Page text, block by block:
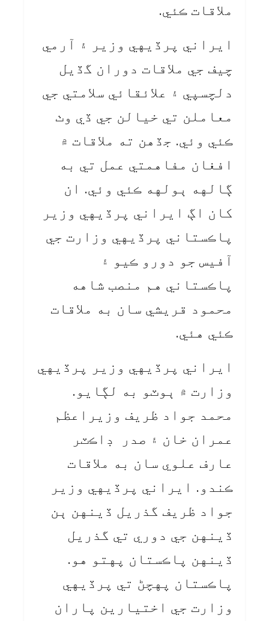
ملاقات ڪئي.
ايراني پرڏيهي وزير ۽ آرمي
چيف جي ملاقات دوران گڏيل
دلچسپي ۽ علائقائي سلامتي جي
معاملن تي خيالن جي ڏي وٺ
ڪئي وئي. جڏهن ته ملاقات ۾
افغان مفاهمتي عمل تي به
ڳالهه ٻولهه ڪئي وئي. ان
کان اڳ ايراني پرڏيهي وزير
پاڪستاني پرڏيهي وزارت جي
آفيس جو دورو ڪيو ۽
پاڪستاني هم منصب شاهه
محمود قريشي سان به ملاقات
ڪئي هئي.
ايراني پرڏيهي وزير پرڏيهي
وزارت ۾ ٻوٽو به لڳايو.
محمد جواد ظريف وزيراعظم
عمران خان ۽ صدر ڊاڪٽر
عارف علوي سان به ملاقات
ڪندو. ايراني پرڏيهي وزير
جواد ظريف گذريل ڏينهن ٻن
ڏينهن جي دوري تي گذريل
ڏينهن پاڪستان پهتو هو.
پاڪستان پهچڻ تي پرڏيهي
وزارت جي اختيارين پاران